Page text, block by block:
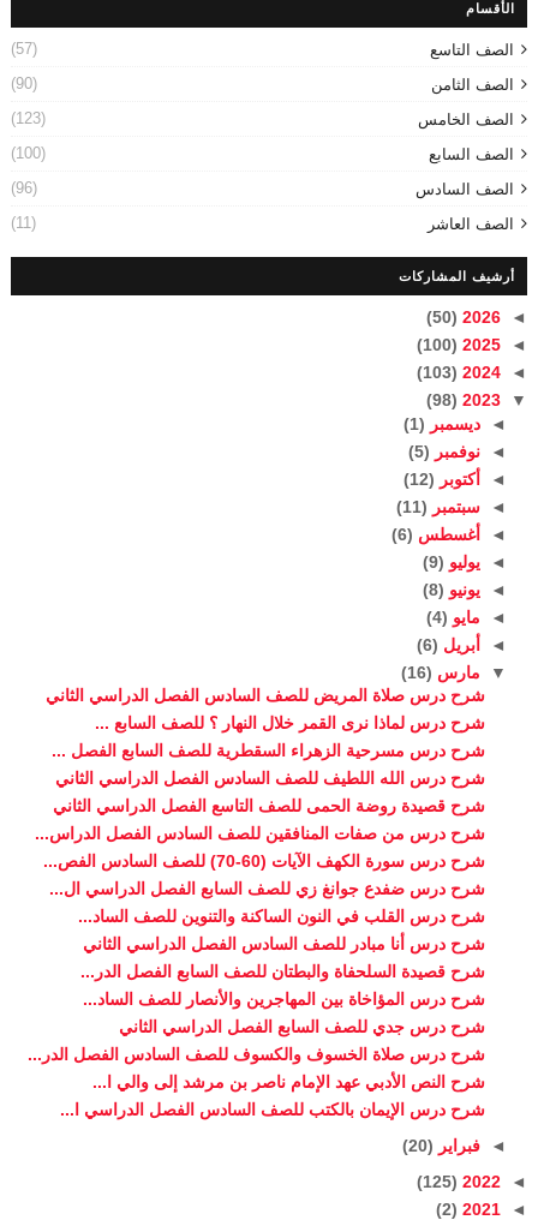
الأقسام
الصف التاسع
(57)
الصف الثامن
(90)
الصف الخامس
(123)
الصف السابع
(100)
الصف السادس
(96)
الصف العاشر
(11)
أرشيف المشاركات
◄
2026
(50)
◄
2025
(100)
◄
2024
(103)
▼
2023
(98)
◄ ديسمبر (1)
◄ نوفمبر (5)
◄
أكتوبر (12)
◄ سبتمبر (11)
◄
أغسطس (6)
◄ يوليو (9)
◄ يونيو (8)
◄ مايو (4)
◄
أبريل (6)
▼ مارس (16)
شرح درس صلاة المريض للصف السادس الفصل الدراسي الثاني
شرح درس لماذا نرى القمر خلال النهار ؟ للصف السابع ...
شرح درس مسرحية الزهراء السقطرية للصف السابع الفصل ...
شرح درس الله اللطيف للصف السادس الفصل الدراسي الثاني
شرح قصيدة روضة الحمى للصف التاسع الفصل الدراسي الثاني
شرح درس من صفات المنافقين للصف السادس الفصل الدراس...
شرح درس سورة الكهف الآيات (60-70) للصف السادس الفص...
شرح درس ضفدع جوانغ زي للصف السابع الفصل الدراسي ال...
شرح درس القلب في النون الساكنة والتنوين للصف الساد...
شرح درس أنا مبادر للصف السادس الفصل الدراسي الثاني
شرح قصيدة السلحفاة والبطتان للصف السابع الفصل الدر...
شرح درس المؤاخاة بين المهاجرين والأنصار للصف الساد...
شرح درس جدي للصف السابع الفصل الدراسي الثاني
شرح درس صلاة الخسوف والكسوف للصف السادس الفصل الدر...
شرح النص الأدبي عهد الإمام ناصر بن مرشد إلى والي ا...
شرح درس الإيمان بالكتب للصف السادس الفصل الدراسي ا...
◄ فبراير (20)
◄
2022
(125)
◄
2021
(2)